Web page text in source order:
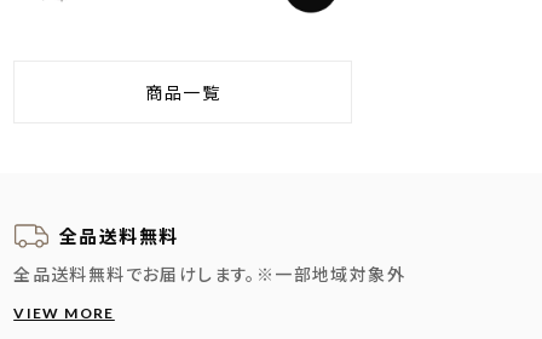
商品一覧
全品送料無料
全品送料無料でお届けします。 ※一部地域対象外
VIEW MORE